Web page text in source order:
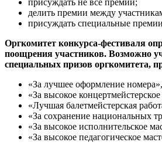
делить премии между
присуждать специальные
Оргкомитет конкурса-фестиваля
поощрения участников. Возможно
специальных призов оргкомитета,
«За лучшее оформление номера»,
«За высокое
«Лучшая балетмейстерская
«За сохранение национальных
«За высокое исполнительское
«За высокое педагогическое